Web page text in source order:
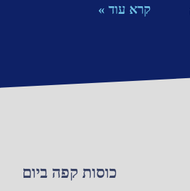
קרא עוד »
כוסות קפה ביום